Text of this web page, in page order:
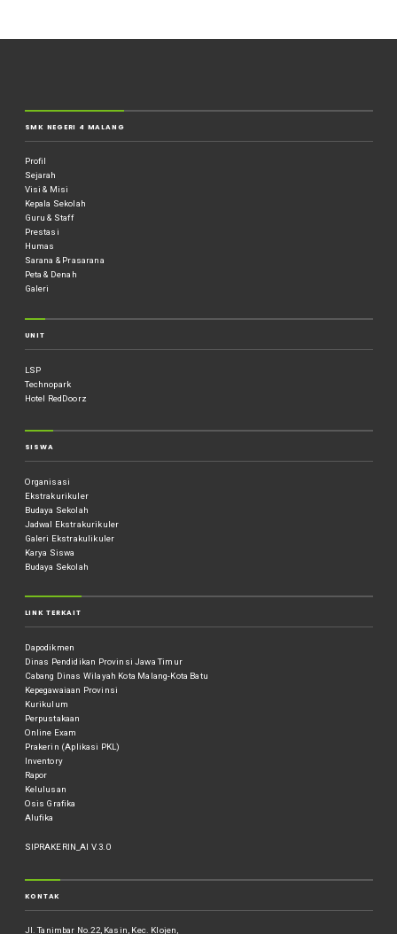
SMK NEGERI 4 MALANG
Profil
Sejarah
Visi & Misi
Kepala Sekolah
Guru & Staff
Prestasi
Humas
Sarana & Prasarana
Peta & Denah
Galeri
UNIT
LSP
Technopark
Hotel RedDoorz
SISWA
Organisasi
Ekstrakurikuler
Budaya Sekolah
Jadwal Ekstrakurikuler
Galeri Ekstrakulikuler
Karya Siswa
Budaya Sekolah
LINK TERKAIT
Dapodikmen
Dinas Pendidikan Provinsi Jawa Timur
Cabang Dinas Wilayah Kota Malang-Kota Batu
Kepegawaiaan Provinsi
Kurikulum
Perpustakaan
Online Exam
Prakerin (Aplikasi PKL)
Inventory
Rapor
Kelulusan
Osis Grafika
Alufika
SIPRAKERIN_AI V.3.0
KONTAK
Jl. Tanimbar No.22, Kasin, Kec. Klojen,